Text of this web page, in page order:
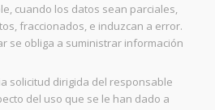
cuando los datos sean parciales,
fraccionados, e induzcan a error.
se obliga a suministrar información
solicitud dirigida del responsable
del uso que se le han dado a